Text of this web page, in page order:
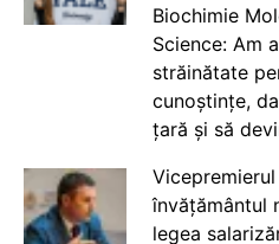
Biochimie
Science: Am
străinătate
cunoștințe,
țară și să
învățământul
legea